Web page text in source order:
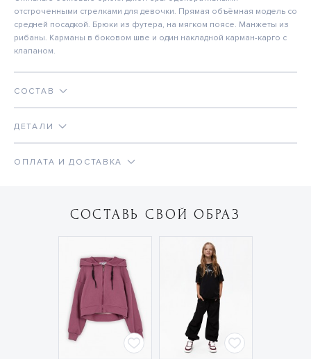
отстроченными стрелками для девочки. Прямая объёмная модель со
средней посадкой. Брюки из футера, на мягком поясе. Манжеты из
рибаны. Карманы в боковом шве и один накладной карман-карго с
клапаном.
СОСТАВ
ДЕТАЛИ
ОПЛАТА И ДОСТАВКА
СОСТАВЬ СВОЙ ОБРАЗ